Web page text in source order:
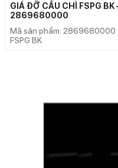
GIÁ ĐỠ CẦU CHÌ FSPG BK
2869680000
Mã sản phẩm: 2869680000
FSPG BK